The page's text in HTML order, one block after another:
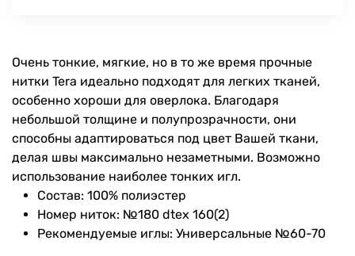
Очень тонкие, мягкие, но в то же время прочные
нитки Tera идеально подходят для легких тканей,
особенно хороши для оверлока. Благодаря
небольшой толщине и полупрозрачности, они
способны адаптироваться под цвет Вашей ткани,
делая швы максимально незаметными. Возможно
использование наиболее тонких игл.
Состав: 100% полиэстер
Номер ниток: №180 dtex 160(2)
Рекомендуемые иглы: Универсальные №60-70